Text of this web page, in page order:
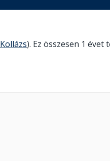
Kollázs). Ez összesen 1 évet